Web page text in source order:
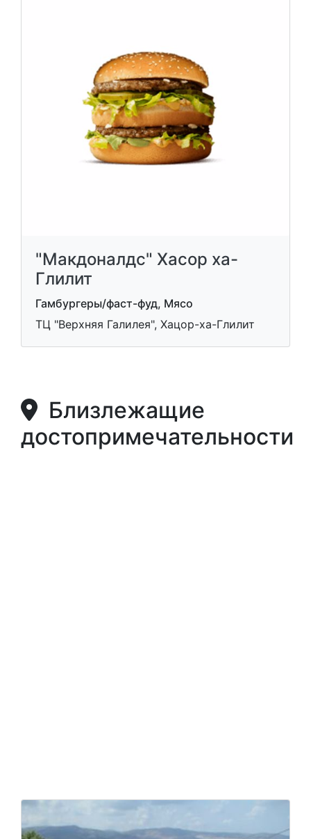
"Макдоналдс" Хасор ха-
Глилит
Гамбургеры/фаст-фуд, Мясо
ТЦ "Верхняя Галилея", Хацор-ха-Глилит
Близлежащие
достопримечательности